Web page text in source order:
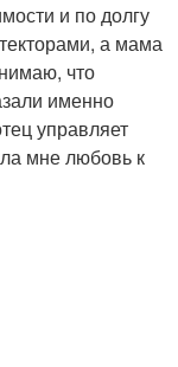
и по долгу
а мама
что
именно
управляет
мне любовь к